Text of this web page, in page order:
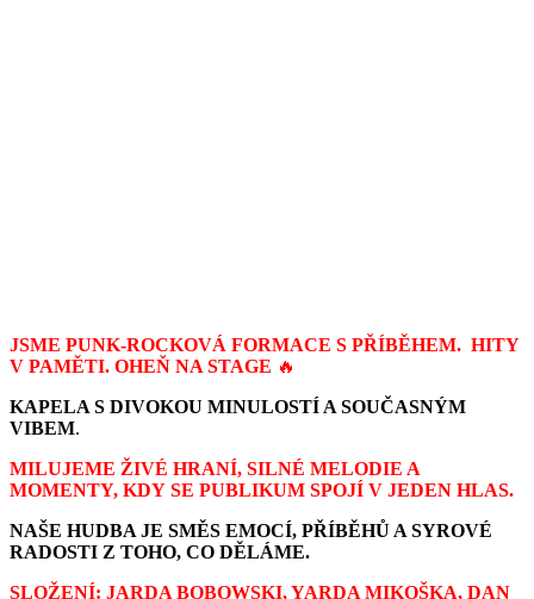
JSME PUNK-ROCKOVÁ FORMACE S PŘÍBĚHEM. HITY
V PAMĚTI. OHEŇ NA STAGE 🔥
KAPELA S DIVOKOU MINULOSTÍ A SOUČASNÝM
VIBEM.
MILUJEME ŽIVÉ HRANÍ, SILNÉ MELODIE A
MOMENTY, KDY SE PUBLIKUM SPOJÍ V JEDEN HLAS.
NAŠE HUDBA JE SMĚS EMOCÍ, PŘÍBĚHŮ A SYROVÉ
RADOSTI Z TOHO, CO DĚLÁME.
SLOŽENÍ: JARDA BOBOWSKI, YARDA MIKOŠKA, DAN